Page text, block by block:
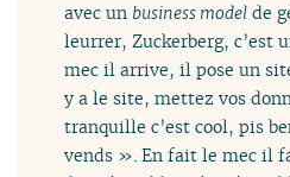
avec un business model de
leurrer, Zuckerberg, c’est
mec il arrive, il pose un
y a le site, mettez vos
tranquille c’est cool, pis
vends ». En fait le mec il